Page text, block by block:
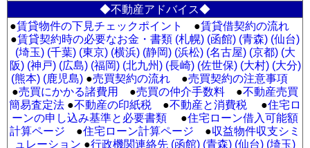
◆不動産アドバイス◆
●賃貸物件の下見チェックポイント ●賃貸借契約の流れ
●賃貸契約時の必要なお金・書類 (札幌) (函館) (青森) (仙台)
(埼玉) (千葉) (東京) (横浜) (静岡) (浜松) (名古屋) (京都) (大
阪) (神戸) (広島) (福岡) (北九州) (長崎) (佐世保) (大村) (大分)
(熊本) (鹿児島) ●売買契約の流れ ●売買契約の注意事項
●売買にかかる諸費用 ●売買の仲介手数料 ●不動産売買
簡易査定法 ●不動産の印紙税 ●不動産と消費税 ●住宅ロ
ーンの申し込み基準と必要書類 ●住宅ローン借入可能額
計算ページ ●住宅ローン計算ページ ●収益物件収支シミ
ュレーション ●行政機関連絡先 (函館) (青森) (仙台) (埼玉)